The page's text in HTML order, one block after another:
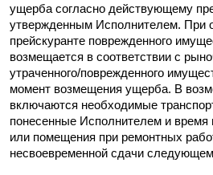
ущерба согласно действующему
утвержденным Исполнителем. При
прейскуранте поврежденного
возмещается в соответствии с
утраченного/поврежденного
момент возмещения ущерба. В
включаются необходимые
понесенные Исполнителем и время
или помещения при ремонтных
несвоевременной сдачи